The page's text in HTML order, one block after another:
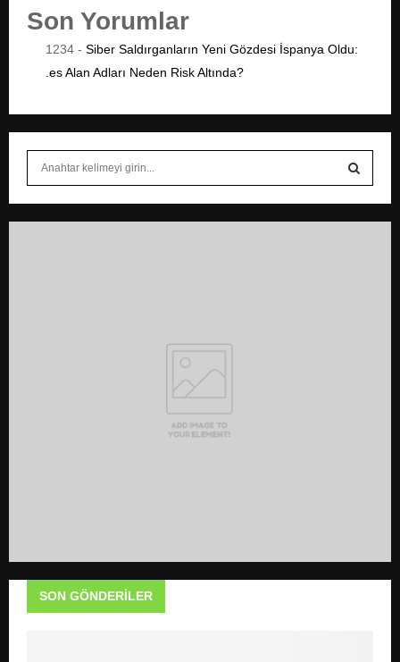
Son Yorumlar
1234 - Siber Saldırganların Yeni Gözdesi İspanya Oldu:
.es Alan Adları Neden Risk Altında?
S
SON GÖNDERILER